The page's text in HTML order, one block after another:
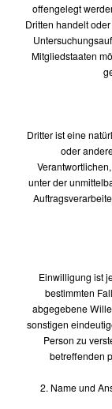
offengelegt
Dritten handelt
Mitgliedstaaten
Dritter ist eine
oder
unter der
Einwilligung ist
bestimmten
abgegebene
sonstigen
Person zu
betreffenden
2. Name und